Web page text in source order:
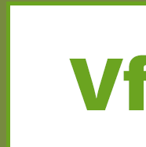
Haupt-